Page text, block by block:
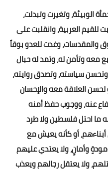
وتغيرت وتبدلت،
للقيم العربية، وانقلبت على
والمقدسات، وغدت للعدو بوقاً
معه وتأمن له، وتمد له حبال
سياسته، وتصدق روايته،
العلاقة معه والإحسان
عنه، ووجوب حفظ أمنه
ما احتل فلسطين ولا طرد
أو كأنه يعيش مع
وأمانٍ، ولا يعتدي عليهم
ولا يعتقل رجالهم ويعذب